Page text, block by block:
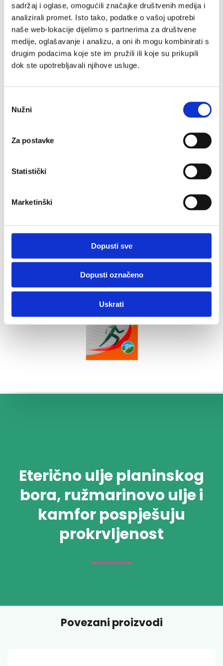
sadržaj i oglase, omogućili značajke društvenih medija i
analizirali promet. Isto tako, podatke o vašoj upotrebi
naše web-lokacije dijelimo s partnerima za društvene
medije, oglašavanje i analizu, a oni ih mogu kombinirati s
drugim podacima koje ste im pružili ili koje su prikupili
dok ste upotrebljavali njihove usluge.
pristanka
Nužni
Za postavke
Statistički
Marketinški
Dopusti sve
Dopusti označeno
Uskrati
Ujutro i navečer lagano utrljajte ili umasirajte,
posebno u područje mišića i uživajte u osjećaju
topline. Brzo se upija i ne masti.
Ne nanositi na oči i sluznice i oštećenu kožu. Na
mjestu primjene može se pojaviti kratkotrajno
crvenilo. Poslije primjene oprati ruke. Ne koristiti
kod djece mlađe od 12 godina.
Eterično ulje planinskog
bora, ružmarinovo ulje i
kamfor pospješuju
prokrvljenost
Povezani proizvodi